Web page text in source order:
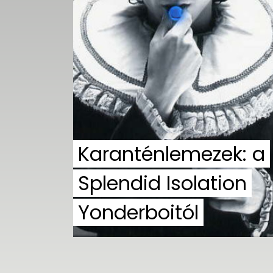
UTCA
ZENE
MÉDIAAJÁNLAT
IMPRESSZUM
PR-ARCHÍVUM
ADATKEZELÉSI
TÁJÉKOZTATÓ
Karanténlemezek: a
Splendid Isolation
Yonderboitól